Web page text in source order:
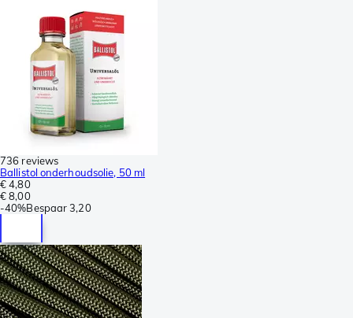
736 reviews
Ballistol onderhoudsolie, 50 ml
€ 4,80
€ 8,00
-40%Bespaar 3,20